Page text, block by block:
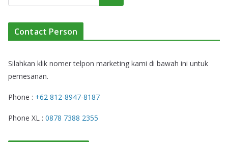
Contact Person
Silahkan klik nomer telpon marketing kami di bawah ini untuk
pemesanan.
Phone : +62 812-8947-8187
Phone XL : 0878 7388 2355